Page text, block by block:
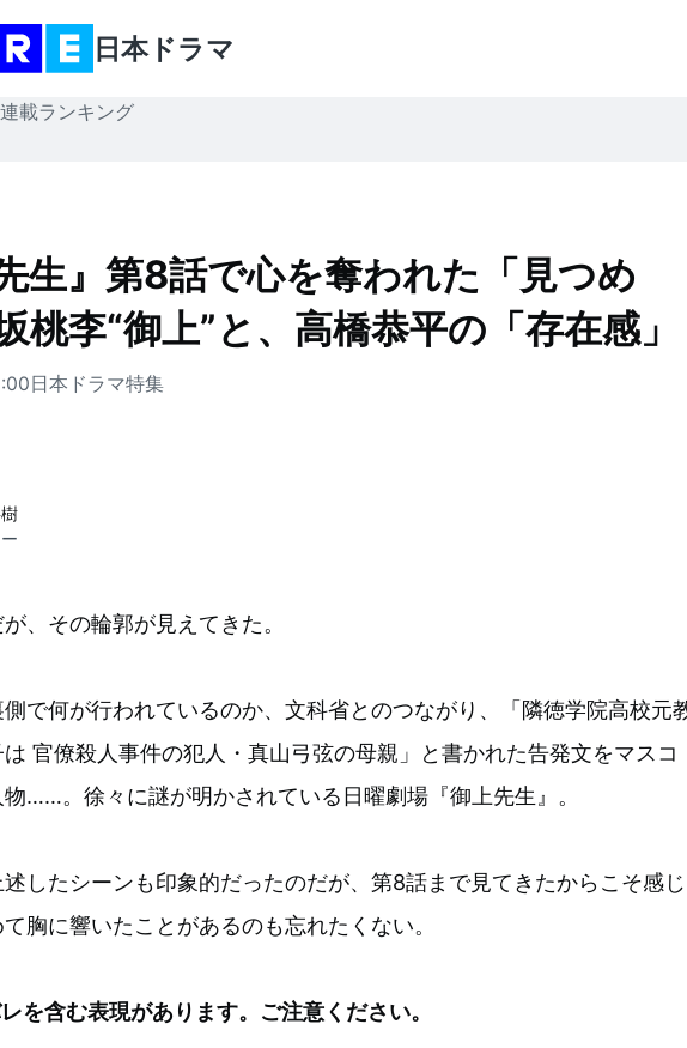
日本ドラマ
連載ランキング
先生』第8話で心を奪われた「見つめ
桃李“御上”と、高橋恭平の「存在感」
日本ドラマ特集
、その輪郭が見えてきた。
で何が行われているのか、文科省とのつながり、「隣徳学院高校元
官僚殺人事件の犯人・真山弓弦の母親」と書かれた告発文をマスコ
物……。徐々に謎が明かされている日曜劇場『御上先生』。
述したシーンも印象的だったのだが、第8話まで見てきたからこそ感じ
胸に響いたことがあるのも忘れたくない。
を含む表現があります。ご注意ください。